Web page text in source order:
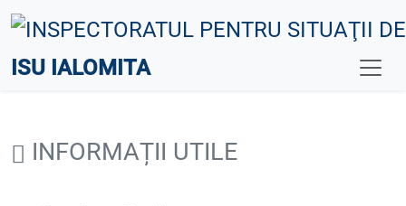
ISU IALOMITA
INFORMAȚII UTILE